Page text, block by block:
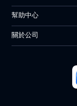
幫助中心
關於公司